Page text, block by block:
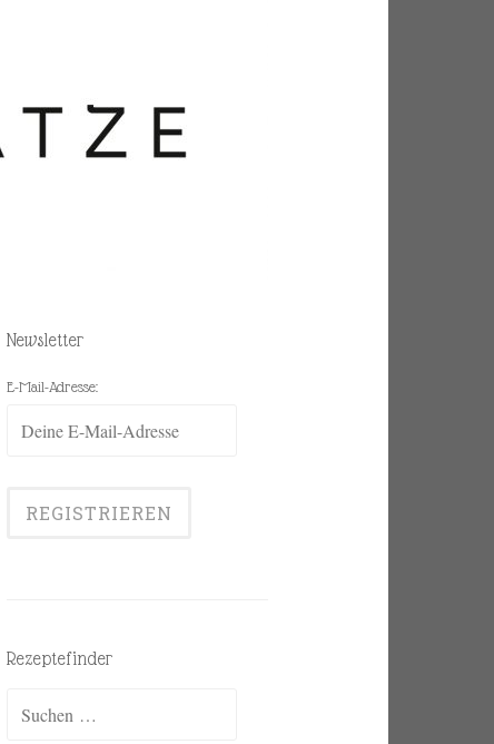
Newsletter
E-Mail-Adresse:
Rezeptefinder